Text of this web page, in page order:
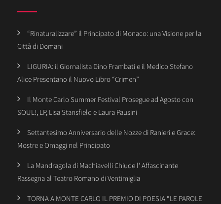
“Rinaturalizzare” il Principato di Monaco: una Visione per la
Città di Domani
LIGURIA: il Giornalista Dino Frambati e il Medico Stefano
Alice Presentano il Nuovo Libro “Crimen”
Il Monte Carlo Summer Festival Prosegue ad Agosto con
SOUL!, LP, Lisa Stansfield e Laura Pausini
Settantesimo Anniversario delle Nozze di Ranieri e Grace:
Mostre e Omaggi nel Principato
La Mandragola di Machiavelli Chiude l’ Affascinante
Rassegna al Teatro Romano di Ventimiglia
TORNA A MONTE CARLO IL PREMIO DI POESIA “LE PAROLE